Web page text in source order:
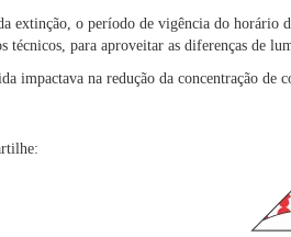
extinção, o período de vigência do horário
técnicos, para aproveitar as diferenças de
impactava na redução da concentração de